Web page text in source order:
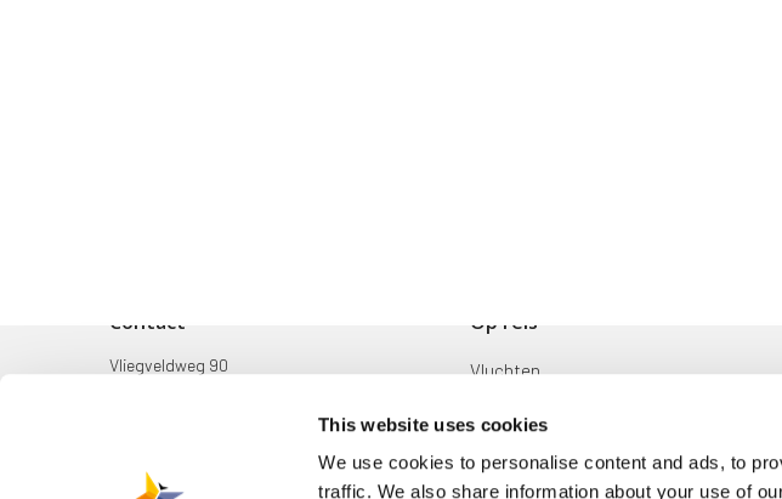
This website uses cookies
We use cookies to personalise content and ads, to
traffic. We also share information about your use of
Contact
Vliegveldweg 90
infodesk@maa.nl
Op reis
Vluchten
Bestemmingen
Mijn reis